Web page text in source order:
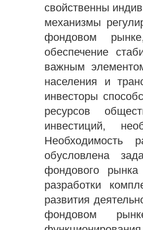
свойственны
механизмы
фондовом
обеспечение
важным
населения и
инвесторы
ресурсов
инвестиций,
Необходимость
обусловлена
фондового
разработки
развития
фондовом